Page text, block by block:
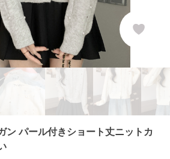
ン パール付きショート丈ニットカ